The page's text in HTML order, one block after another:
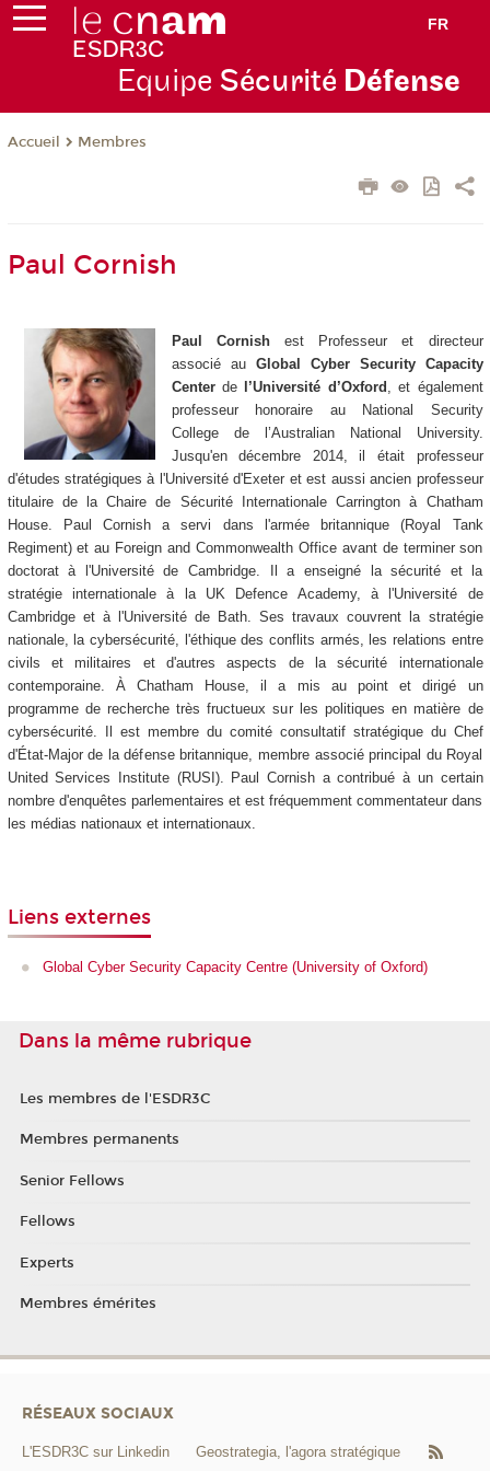
FR
Equipe Sécurité Défense
Accueil Membres
Paul Cornish
Paul Cornish est Professeur et directeur
associé au Global Cyber ​​Security Capacity
Centerde l’Université d’Oxford , et également
professeur honoraire au National Security
College de l’Australian National University.
Jusqu'en décembre 2014, il était professeur
d'études stratégiques à l'Université d'Exeter et est aussi ancien professeur
titulaire de la Chaire de Sécurité Internationale Carrington à Chatham
House. Paul Cornish a servi dans l'armée britannique (Royal Tank
Regiment) et au Foreign and Commonwealth Office avant de terminer son
doctorat à l'Université de Cambridge. Il a enseigné la sécurité et la
stratégie internationale à la UK Defence Academy, à l'Université de
Cambridge et à l'Université de Bath. Ses travaux couvrent la stratégie
nationale, la cybersécurité, l'éthique des conflits armés, les relations entre
civils et militaires et d'autres aspects de la sécurité internationale
contemporaine. À Chatham House, il a mis au point et dirigé un
programme de recherche très fructueux sur les politiques en matière de
cybersécurité. Il est membre du comité consultatif stratégique du Chef
d'État-Major de la défense britannique, membre associé principal du Royal
United Services Institute (RUSI). Paul Cornish a contribué à un certain
nombre d'enquêtes parlementaires et est fréquemment commentateur dans
les médias nationaux et internationaux.
Liens externes
Global Cyber Security Capacity Centre (University of Oxford)
Dans la même rubrique
Les membres de l'ESDR3C
Membres permanents
Senior Fellows
Fellows
Experts
Membres émérites
RÉSEAUX SOCIAUX
L'ESDR3C sur Linkedin Geostrategia, l'agora stratégique